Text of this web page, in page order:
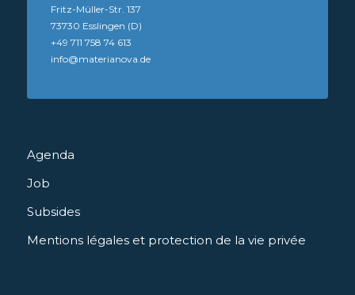
Agenda
Job
Subsides
Mentions légales et protection de la vie privée
Fritz-Müller-Str. 137
73730 Esslingen (D)
+49 711 758 74 613
info@materianova.de